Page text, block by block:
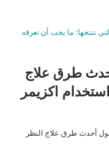
تنتجها: ما يجب أن تعرفه
طرق علاج
اكزيمر
أحدث طرق علاج النظر